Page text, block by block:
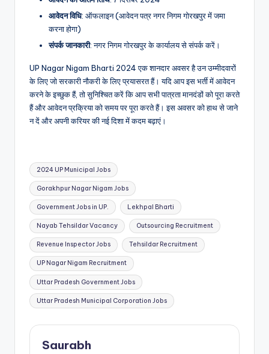
आवेदन विधि: ऑफलाइन (आवेदन पत्र नगर निगम गोरखपुर में जमा
करना होगा)
संपर्क जानकारी: नगर निगम गोरखपुर के कार्यालय से संपर्क करें।
UP Nagar Nigam Bharti 2024 एक शानदार अवसर है उन उम्मीदवारों
के लिए जो सरकारी नौकरी के लिए प्रयासरत हैं। यदि आप इस भर्ती में आवेदन
करने के इच्छुक हैं, तो सुनिश्चित करें कि आप सभी पात्रता मानदंडों को पूरा करते
हैं और आवेदन प्रक्रिया को समय पर पूरा करते हैं। इस अवसर को हाथ से जाने
न दें और अपनी करियर की नई दिशा में कदम बढ़ाएं।
Tags:
2024 UP Municipal Jobs
Gorakhpur Nagar Nigam Jobs
Government Jobs in UP. Lekhpal Bharti
Nayab Tehsildar Vacancy Outsourcing Recruitment
Revenue Inspector Jobs Tehsildar Recruitment
UP Nagar Nigam Recruitment
Uttar Pradesh Government Jobs
Uttar Pradesh Municipal Corporation Jobs
Saurabh